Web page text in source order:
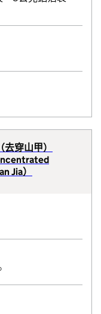
穿山甲）
Jia）